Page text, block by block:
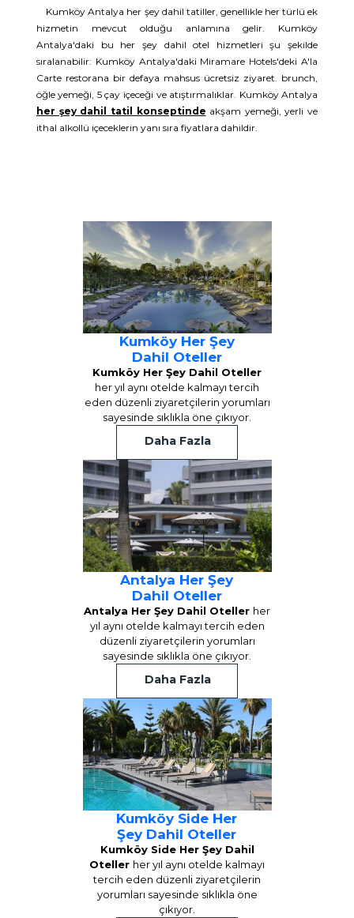
Kumköy Antalya her şey dahil tatiller, genellikle her türlü ek
hizmetin mevcut olduğu anlamına gelir. Kumköy
Antalya'daki bu her şey dahil otel hizmetleri şu şekilde
sıralanabilir: Kumköy Antalya'daki Miramare Hotels'deki A'la
Carte restorana bir defaya mahsus ücretsiz ziyaret. brunch,
öğle yemeği, 5 çay içeceği ve atıştırmalıklar. Kumköy Antalya
her şey dahil tatil konseptinde akşam yemeği, yerli ve
ithal alkollü içeceklerin yanı sıra fiyatlara dahildir.
Kumköy Her Şey
Dahil Oteller
Kumköy Her Şey Dahil Oteller
her yıl aynı otelde kalmayı tercih
eden düzenli ziyaretçilerin yorumları
sayesinde sıklıkla öne çıkıyor.
Daha Fazla
Antalya Her Şey
Dahil Oteller
Antalya Her Şey Dahil Oteller her
yıl aynı otelde kalmayı tercih eden
düzenli ziyaretçilerin yorumları
sayesinde sıklıkla öne çıkıyor.
Daha Fazla
Kumköy Side Her
Şey Dahil Oteller
Kumköy Side Her Şey Dahil
Oteller her yıl aynı otelde kalmayı
tercih eden düzenli ziyaretçilerin
yorumları sayesinde sıklıkla öne
çıkıyor.